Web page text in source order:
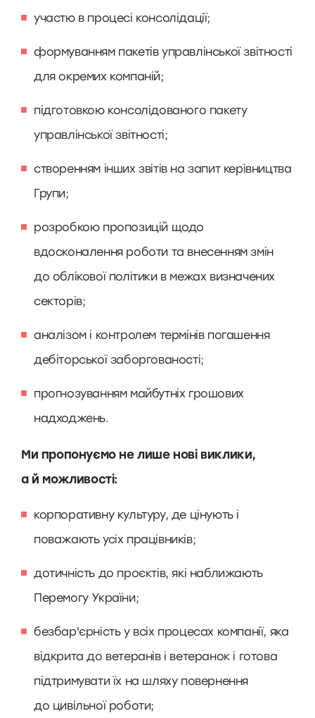
участю в процесі консолідації;
формуванням пакетів управлінської звітності
для окремих компаній;
підготовкою консолідованого пакету
управлінської звітності;
створенням інших звітів на запит керівництва
Групи;
розробкою пропозицій щодо
вдосконалення роботи та внесенням змін
до облікової політики в межах визначених
секторів;
аналізом і контролем термінів погашення
дебіторської заборгованості;
прогнозуванням майбутніх грошових
надходжень.
Ми пропонуємо не лише нові виклики,
а й можливості:
корпоративну культуру, де цінують і
поважають усіх працівників;
дотичність до проєктів, які наближають
Перемогу України;
безбар'єрність у всіх процесах компанії, яка
відкрита до ветеранів і ветеранок і готова
підтримувати їх на шляху повернення
до цивільної роботи;